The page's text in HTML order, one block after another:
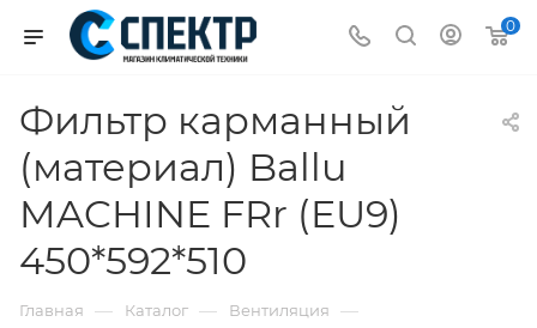
0
Фильтр карманный
(материал) Ballu
MACHINE FRr (EU9)
450*592*510
Главная — Каталог — Вентиляция —